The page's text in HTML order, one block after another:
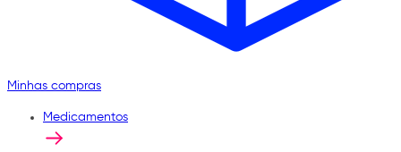
Minhas compras
Medicamentos